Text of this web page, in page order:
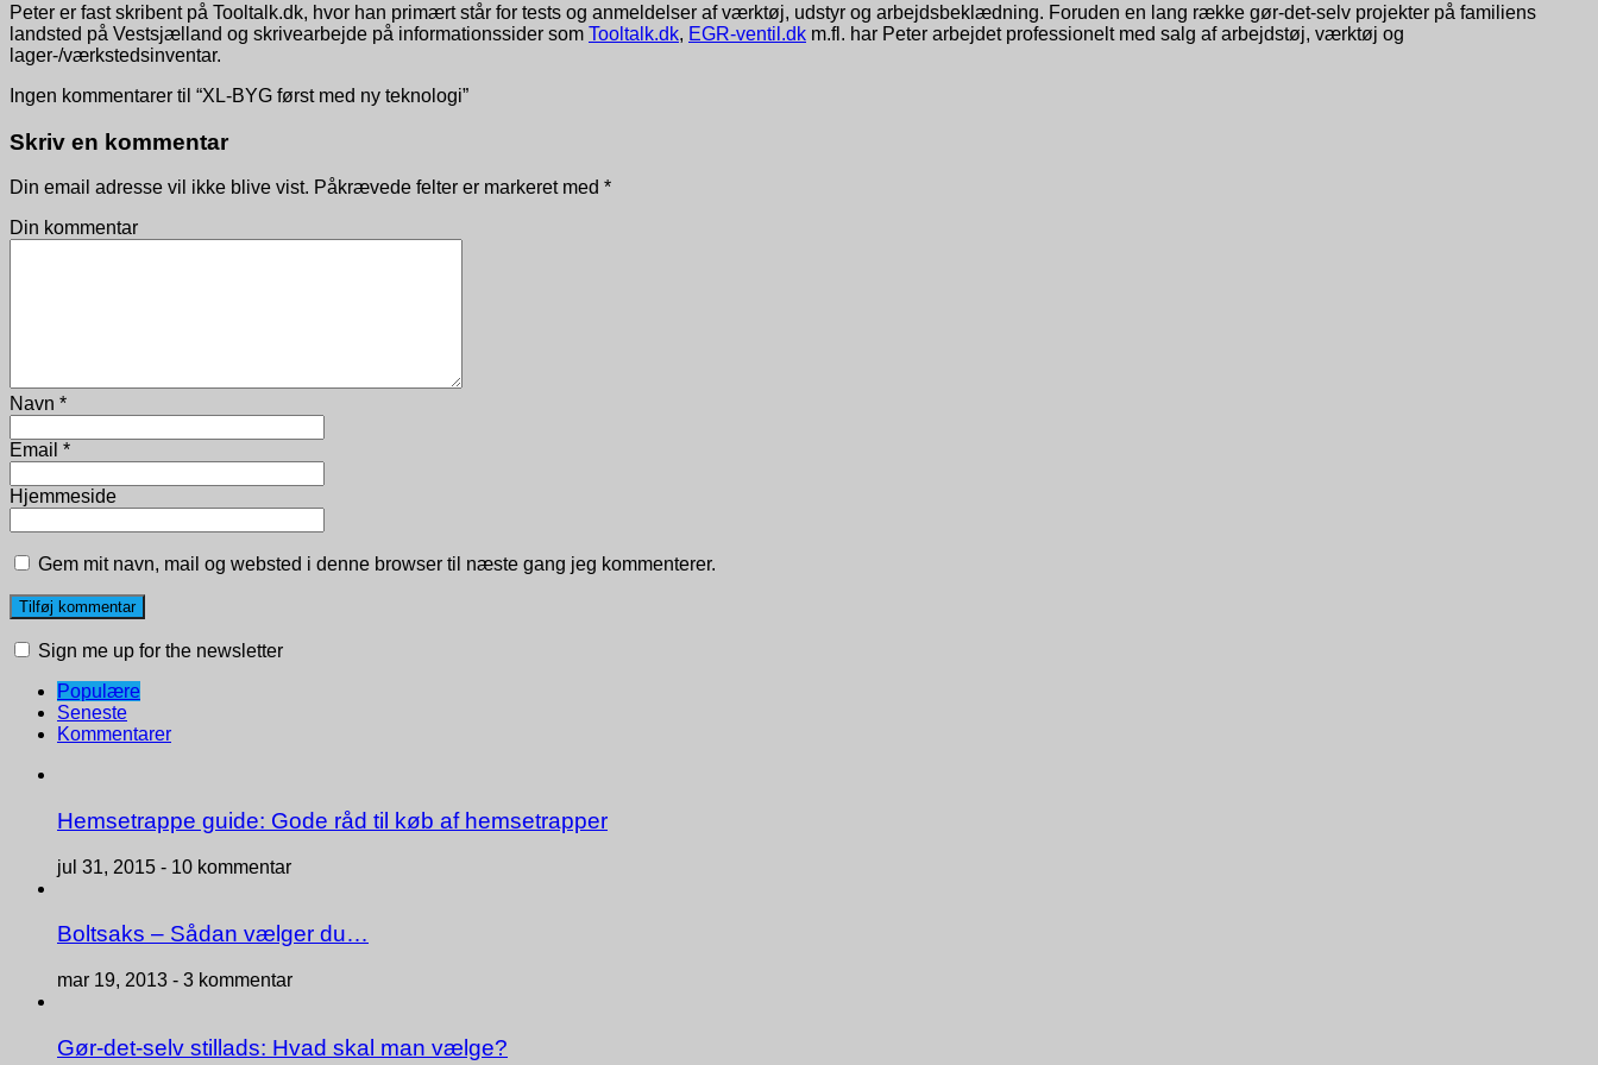
Peter er fast skribent på Tooltalk.dk, hvor han primært står for tests og anmeldelser af værktøj, udstyr og arbejdsbeklædning. Foruden en lang række gør-det-selv projekter på familiens
landsted på Vestsjælland og skrivearbejde på informationssider som Tooltalk.dk, EGR-ventil.dk m.fl. har Peter arbejdet professionelt med salg af arbejdstøj, værktøj og
lager-/værkstedsinventar.
Ingen kommentarer til “XL-BYG først med ny teknologi”
Skriv en kommentar
Din email adresse vil ikke blive vist. Påkrævede felter er markeret med *
Din kommentar
Navn *
Email *
Hjemmeside
Gem mit navn, mail og websted i denne browser til næste gang jeg kommenterer.
Sign me up for the newsletter
Populære
Seneste
Kommentarer
Hemsetrappe guide: Gode råd til køb af hemsetrapper
jul 31, 2015 - 10 kommentar
Boltsaks – Sådan vælger du…
mar 19, 2013 - 3 kommentar
Gør-det-selv stillads: Hvad skal man vælge?